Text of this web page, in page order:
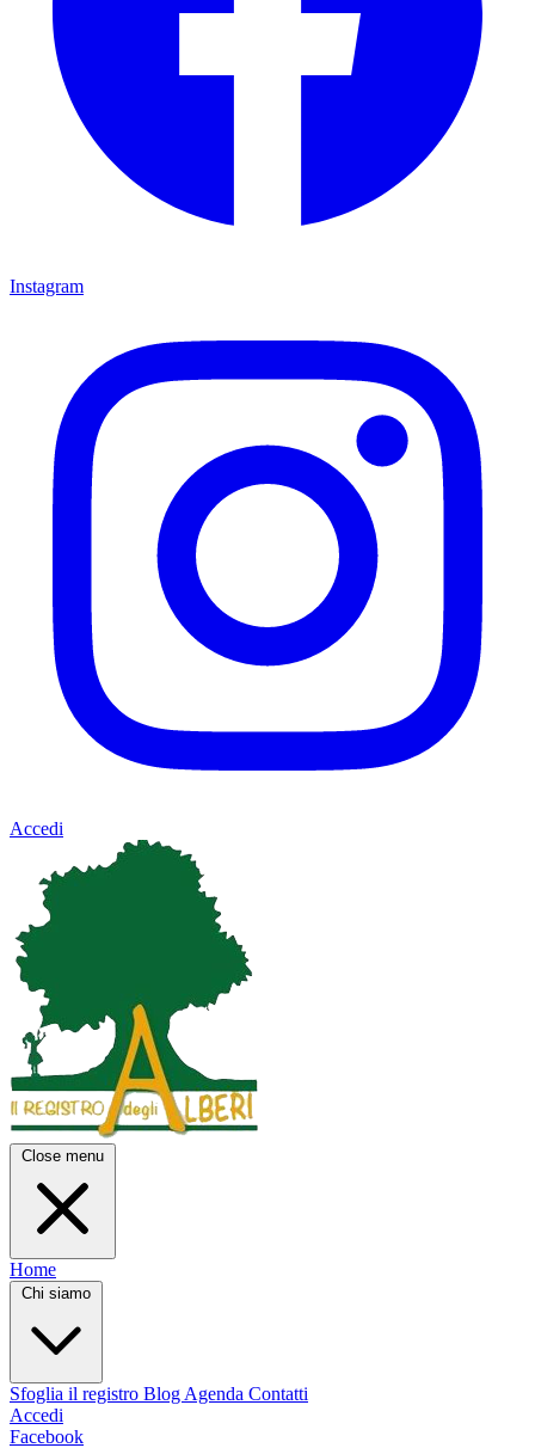
Instagram
Accedi
Close menu
Home
Chi siamo
Sfoglia il registro Blog Agenda Contatti
Accedi
Facebook